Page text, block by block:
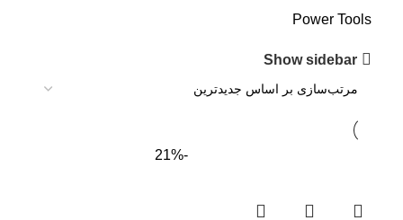
Power Tools
Show sidebar
-21%